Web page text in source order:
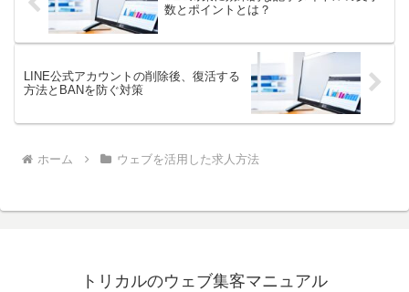
数とポイントとは？
LINE公式アカウントの削除後、復活する
方法とBANを防ぐ対策
ホーム ウェブを活用した求人方法
トリカルのウェブ集客マニュアル